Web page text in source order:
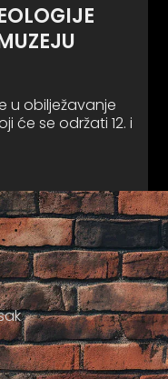
u obilježavanje
će se održati 12. i